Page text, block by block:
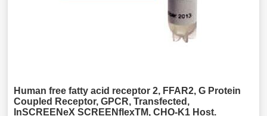
Human free fatty acid receptor 2, FFAR2, G Protein
Coupled Receptor, GPCR, Transfected,
InSCREENeX SCREENflexTM, CHO-K1 Host.